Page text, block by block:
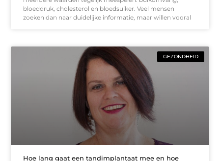
bloeddruk, cholesterol en bloedsuiker. Veel mensen
zoeken dan naar duidelijke informatie, maar willen vooral
GEZONDHEID
Hoe lang gaat een tandimplantaat mee en hoe